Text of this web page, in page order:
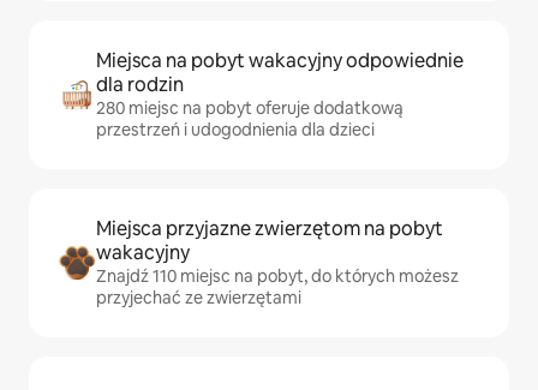
Miejsca na pobyt wakacyjny odpowiednie
dla rodzin
280 miejsc na pobyt oferuje dodatkową
przestrzeń i udogodnienia dla dzieci
Miejsca przyjazne zwierzętom na pobyt
wakacyjny
Znajdź 110 miejsc na pobyt, do których możesz
przyjechać ze zwierzętami